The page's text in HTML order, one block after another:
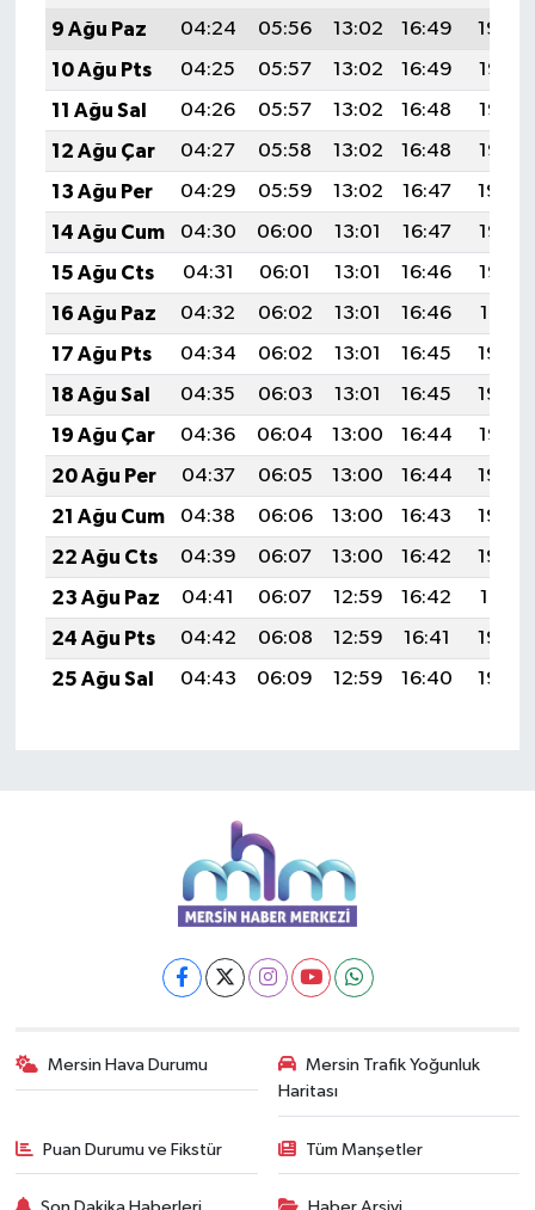
9 Ağu Paz
04:24 05:56 13:02 16:49
19:59
10 Ağu Pts
04:25 05:57 13:02 16:49
19:58
11 Ağu Sal
04:26 05:57 13:02 16:48
19:57
12 Ağu Çar
04:27 05:58 13:02 16:48
19:55
13 Ağu Per
04:29 05:59 13:02 16:47
19:54
14 Ağu Cum
04:30 06:00 13:01 16:47
19:53
15 Ağu Cts
04:31 06:01 13:01 16:46
19:52
16 Ağu Paz
04:32 06:02 13:01 16:46
19:51
17 Ağu Pts
04:34 06:02 13:01 16:45
19:49
18 Ağu Sal
04:35 06:03 13:01 16:45
19:48
19 Ağu Çar
04:36 06:04 13:00 16:44
19:47
20 Ağu Per
04:37 06:05 13:00 16:44
19:46
21 Ağu Cum
04:38 06:06 13:00 16:43
19:44
22 Ağu Cts
04:39 06:07 13:00 16:42
19:43
23 Ağu Paz
04:41 06:07 12:59 16:42
19:41
24 Ağu Pts
04:42 06:08 12:59 16:41
19:40
25 Ağu Sal
04:43 06:09 12:59 16:40 19:39
Mersin Hava Durumu
Mersin Trafik Yoğunluk
Haritası
Puan Durumu ve Fikstür Tüm Manşetler